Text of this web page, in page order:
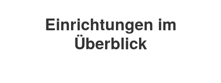
Einrichtungen im
Überblick